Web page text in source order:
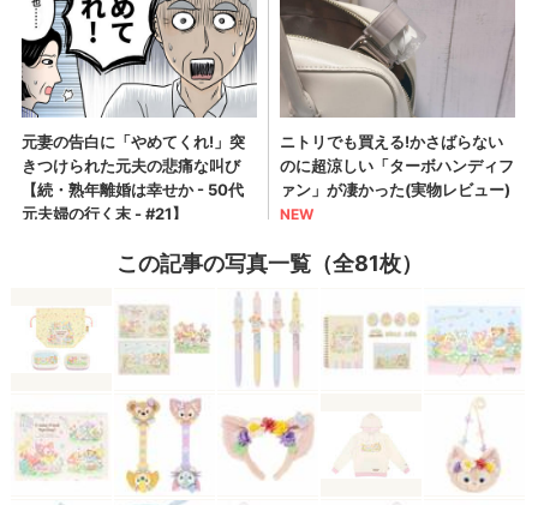
この記事の写真一覧（全81枚）